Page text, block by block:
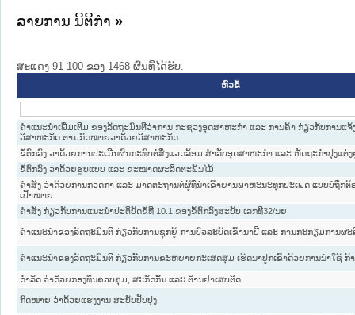
ລາຍການ ນິຕິກໍາ »
ສະແດງ 91-100 ຂອງ 1468 ຜົນທີ່ໄດ້ຮັບ.
ຫົວຂໍ້
ຄຳແນະນຳເພີ່ມເຕີມ ຂອງລັດຖະມົນຕີວ່າການ ກະຊວງອຸດສາຫະກຳ ແລະ ການຄ້າ ກ່ຽວກັບການແ
ວິສາຫະກິດ ຕາມກົດໝາຍວ່າດ້ວຍວິສາຫະກິດ
ຂໍ້ຕົກລົງ ວ່າດ້ວຍການປະເມີນຜົນກະທົບຕໍ່ສິ່ງແວດລ້ອມ ສຳລັບອຸດສາຫະກຳ ແລະ ຫັດຖະກຳປຸງແຕ່
ຂໍ້ຕົກລົງ ວ່າດ້ວຍຮູບແບບ ແລະ ຂະໜາດຜະລິດຕະພັນໄມ້
ຄຳສັ່ງ ວ່າດ້ວຍການກວດກາ ແລະ ມາດຕະຖານຕໍ່ຜູ້ທີ່ນຳເຂົ້າຍານພາຫະນະທຸກປະເພດ ແບບບໍ່ຖືກຕ້
ເປົ້າໝາຍ
ຄຳສັ່ງ ກ່ຽວກັບການແນະນຳປະຕິບັດຂໍ້ທີ 10.1 ຂອງຂໍ້ຕົກລົງສະບັບ ເລກທີ32/ນຍ
ຄໍາແນະນໍາຂອງລັດຖະມົນຕີ ກ່ຽວກັບການຊຸກຍູ້ ການບົວລະບັດເຂົ້ານາປີ ແລະ ການກະກຽມການຜະ
ຄໍາແນະນໍາຂອງລັດຖະມົນຕີ ກ່ຽວກັັບການຂະຫຍາຍກະເສດສຸມ ເຮັດນາປູກເຂົ້າດ້ວຍການນໍາໃຊ້ ກ້
ດຳລັດ ວ່າດ້ວຍກອງທຶນຄວບຄຸມ, ສະກັດກັ້ນ ແລະ ຕ້ານຢາເສບຕິດ
ກົດ​ໝາຍ ວ່າ​ດ້ວຍ​ແຮງ​ງານ ສະ​ບັບ​ປັບ​ປຸງ